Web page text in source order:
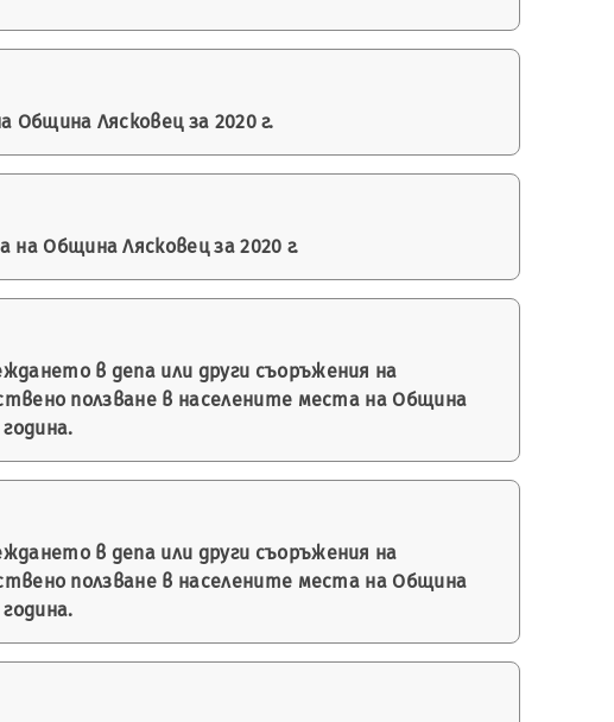
Лясковец за 2020 г.
Община Лясковец за 2020 г.
в депа или други съоръжения на
ползване в населените места на Община
в депа или други съоръжения на
ползване в населените места на Община